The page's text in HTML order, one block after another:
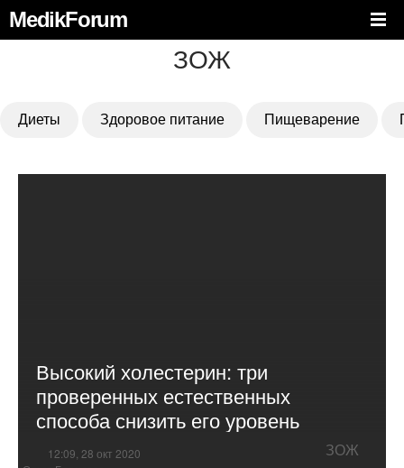
MedikForum
ЗОЖ
Диеты Здоровое питание Пищеварение
Высокий холестерин: три
проверенных естественных
способа снизить его уровень
12:09, 28 окт 2020 ЗОЖ